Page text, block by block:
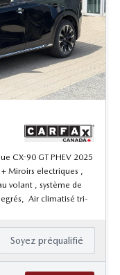
CX-90 GT PHEV 2025
Miroirs electriques ,
volant , système de
Air climatisé tri-
Soyez préqualifié